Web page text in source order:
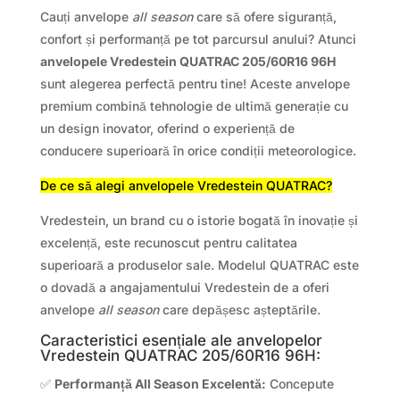
Cauți anvelope all seasoncare să ofere siguranță,
confort și performanță pe tot parcursul anului? Atunci
anvelopele Vredestein QUATRAC 205/60R16 96H
sunt alegerea perfectă pentru tine! Aceste anvelope
premium combină tehnologie de ultimă generație cu
un design inovator, oferind o experiență de
conducere superioară în orice condiții meteorologice.
De ce să alegi anvelopele Vredestein QUATRAC?
Vredestein, un brand cu o istorie bogată în inovație și
excelență, este recunoscut pentru calitatea
superioară a produselor sale. Modelul QUATRAC este
o dovadă a angajamentului Vredestein de a oferi
anvelope all seasoncare depășesc așteptările.
Caracteristici esențiale ale anvelopelor
Vredestein QUATRAC 205/60R16 96H:
✅ Performanță All Season Excelentă: Concepute